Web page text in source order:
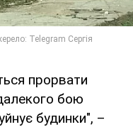
прорвати
бою
будинки", –